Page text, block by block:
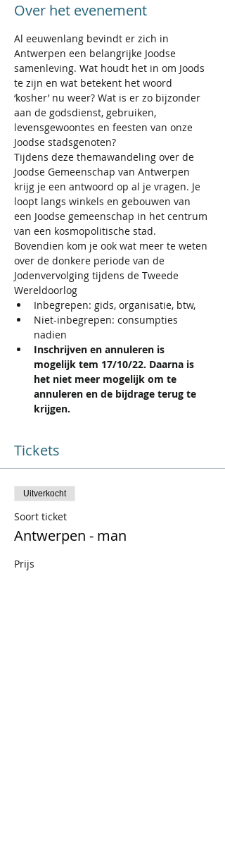
Over het evenement
Al eeuwenlang bevindt er zich in
Antwerpen een belangrijke Joodse
samenleving. Wat houdt het in om Joods
te zijn en wat betekent het woord
‘kosher’ nu weer? Wat is er zo bijzonder
aan de godsdienst, gebruiken,
levensgewoontes en feesten van onze
Joodse stadsgenoten?
Tijdens deze themawandeling over de
Joodse Gemeenschap van Antwerpen
krijg je een antwoord op al je vragen. Je
loopt langs winkels en gebouwen van
een Joodse gemeenschap in het centrum
van een kosmopolitische stad.
Bovendien kom je ook wat meer te weten
over de donkere periode van de
Jodenvervolging tijdens de Tweede
Wereldoorlog
Inbegrepen: gids, organisatie, btw,
Niet-inbegrepen: consumpties
nadien
Inschrijven en annuleren is
mogelijk tem 17/10/22. Daarna is
het niet meer mogelijk om te
annuleren en de bijdrage terug te
krijgen.
Tickets
Uitverkocht
Soort ticket
Antwerpen - man
Prijs